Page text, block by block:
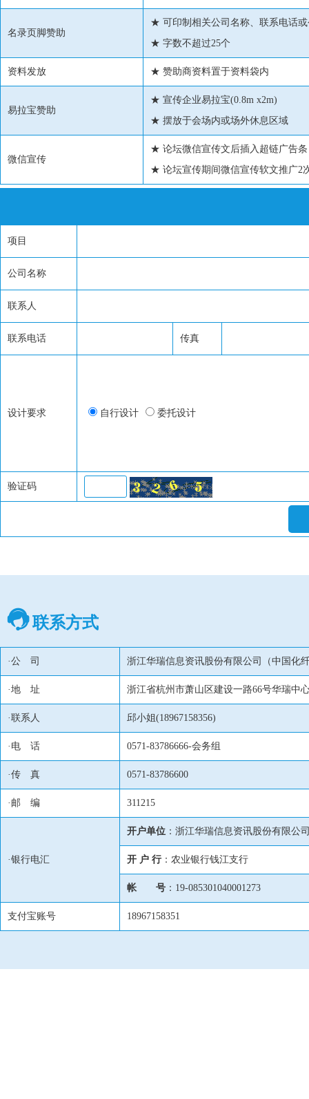
名录页脚赞助
★ 可印制相关公司名称、联系电话
★ 字数不超过25个
资料发放 ★ 赞助商资料置于资料袋内
易拉宝赞助
★ 宣传企业易拉宝(0.8m x2m)
★ 摆放于会场内或场外休息区域
微信宣传
★ 论坛微信宣传文后插入超链广告条
★ 论坛宣传期间微信宣传软文推广2
项目
公司名称
联系人
联系电话 传真
设计要求 自行设计 委托设计
验证码
联系方式
·公 司 浙江华瑞信息资讯股份有限公司（中国化
·地 址 浙江省杭州市萧山区建设一路66号华瑞中
·联系人 邱小姐(18967158356)
·电 话 0571-83786666-会务组
·传 真 0571-83786600
·邮 编 311215
·银行电汇
开户单位 ：浙江华瑞信息资讯股份有限公
开 户 行：农业银行钱江支行
帐 号 ：19-085301040001273
支付宝账号 18967158351